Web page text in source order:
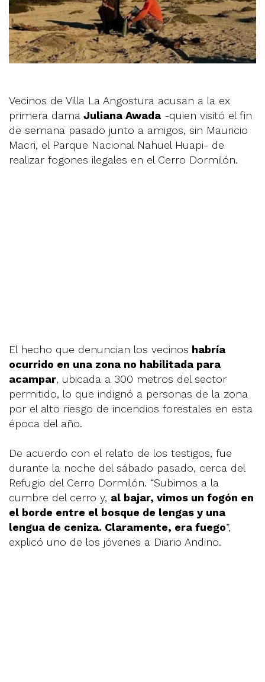
Vecinos de Villa La Angostura acusan a la ex
primera dama Juliana Awada -quien visitó el fin
de semana pasado junto a amigos, sin Mauricio
Macri, el Parque Nacional Nahuel Huapi- de
realizar fogones ilegales en el Cerro Dormilón.
El hecho que denuncian los vecinos habría
ocurrido en una zona no habilitada para
acampar, ubicada a 300 metros del sector
permitido, lo que indignó a personas de la zona
por el alto riesgo de incendios forestales en esta
época del año.
De acuerdo con el relato de los testigos, fue
durante la noche del sábado pasado, cerca del
Refugio del Cerro Dormilón. “Subimos a la
cumbre del cerro y, al bajar, vimos un fogón en
el borde entre el bosque de lengas y una
lengua de ceniza. Claramente, era fuego”,
explicó uno de los jóvenes a Diario Andino.